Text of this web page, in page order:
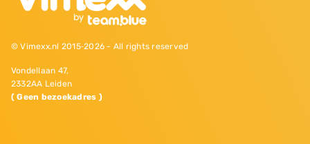
© Vimexx.nl 2015‐2026 - All rights reserved
Vondellaan 47,
2332AA Leiden
( Geen bezoekadres )